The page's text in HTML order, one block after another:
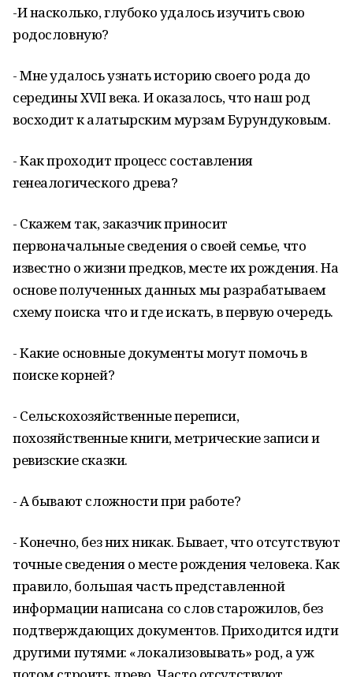
-И насколько, глубоко удалось изучить свою
родословную?
- Мне удалось узнать историю своего рода до
середины XVII века. И оказалось, что наш род
восходит к алатырским мурзам Бурундуковым.
- Как проходит процесс составления
генеалогического древа?
- Скажем так, заказчик приносит
первоначальные сведения о своей семье, что
известно о жизни предков, месте их рождения. На
основе полученных данных мы разрабатываем
схему поиска что и где искать, в первую очередь.
- Какие основные документы могут помочь в
поиске корней?
- Сельскохозяйственные переписи,
похозяйственные книги, метрические записи и
ревизские сказки.
- А бывают сложности при работе?
- Конечно, без них никак. Бывает, что отсутствуют
точные сведения о месте рождения человека. Как
правило, большая часть представленной
информации написана со слов старожилов, без
подтверждающих документов. Приходится идти
другими путями: «локализовывать» род, а уж